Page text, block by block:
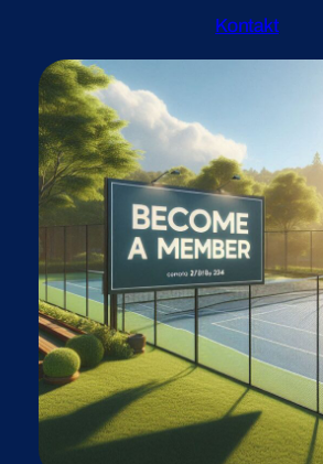
Kontakt